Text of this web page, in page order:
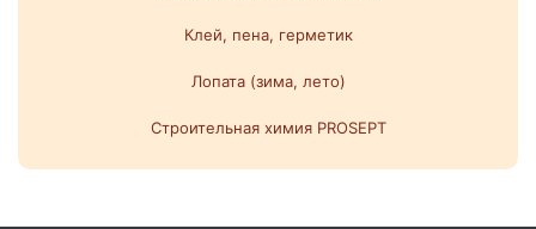
Клей, пена, герметик
Лопата (зима, лето)
Строительная химия PROSEPT